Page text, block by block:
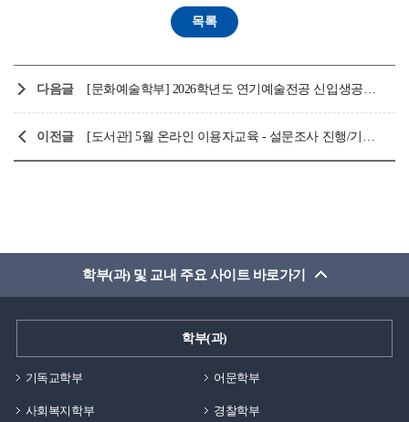
다음글
이전글
학부(과) 및 교내 주요 사이트 바로가기
학부(과)
기독교학부 어문학부
사회복지학부 경찰학부